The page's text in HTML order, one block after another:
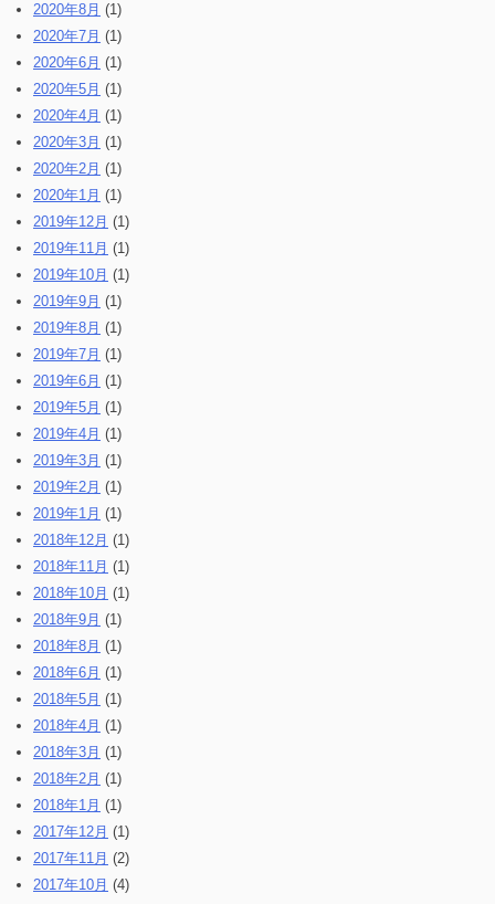
2020年8月 (1)
2020年7月 (1)
2020年6月 (1)
2020年5月 (1)
2020年4月 (1)
2020年3月 (1)
2020年2月 (1)
2020年1月 (1)
2019年12月 (1)
2019年11月 (1)
2019年10月 (1)
2019年9月 (1)
2019年8月 (1)
2019年7月 (1)
2019年6月 (1)
2019年5月 (1)
2019年4月 (1)
2019年3月 (1)
2019年2月 (1)
2019年1月 (1)
2018年12月 (1)
2018年11月 (1)
2018年10月 (1)
2018年9月 (1)
2018年8月 (1)
2018年6月 (1)
2018年5月 (1)
2018年4月 (1)
2018年3月 (1)
2018年2月 (1)
2018年1月 (1)
2017年12月 (1)
2017年11月 (2)
2017年10月 (4)